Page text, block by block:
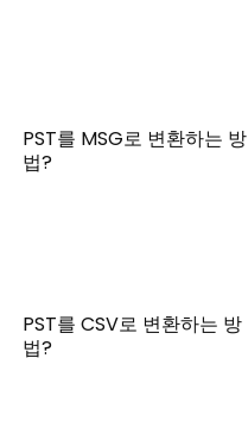
PST를 MSG로 변환하는 방
법?
PST를 CSV로 변환하는 방
법?